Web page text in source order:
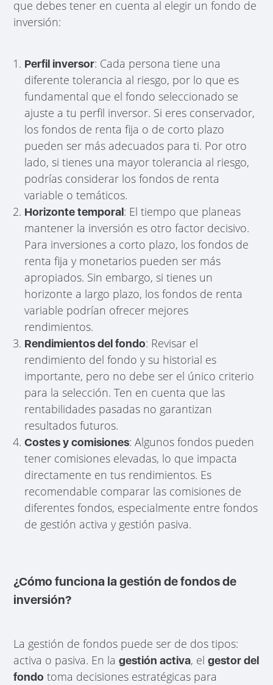
que debes tener en cuenta al elegir un fondo de
inversión:
Perfil inversor: Cada persona tiene una
diferente tolerancia al riesgo, por lo que es
fundamental que el fondo seleccionado se
ajuste a tu perfil inversor. Si eres conservador,
los fondos de renta fija o de corto plazo
pueden ser más adecuados para ti. Por otro
lado, si tienes una mayor tolerancia al riesgo,
podrías considerar los fondos de renta
variable o temáticos.
Horizonte temporal: El tiempo que planeas
mantener la inversión es otro factor decisivo.
Para inversiones a corto plazo, los fondos de
renta fija y monetarios pueden ser más
apropiados. Sin embargo, si tienes un
horizonte a largo plazo, los fondos de renta
variable podrían ofrecer mejores
rendimientos.
Rendimientos del fondo: Revisar el
rendimiento del fondo y su historial es
importante, pero no debe ser el único criterio
para la selección. Ten en cuenta que las
rentabilidades pasadas no garantizan
resultados futuros.
Costes y comisiones: Algunos fondos pueden
tener comisiones elevadas, lo que impacta
directamente en tus rendimientos. Es
recomendable comparar las comisiones de
diferentes fondos, especialmente entre fondos
de gestión activa y gestión pasiva.
¿Cómo funciona la gestión de fondos de
inversión?
La gestión de fondos puede ser de dos tipos:
activa o pasiva. En lagestión activa, elgestor del
fondo toma decisiones estratégicas para